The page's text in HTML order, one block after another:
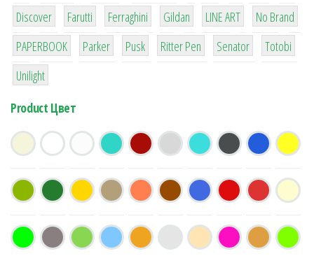
64
Discover
299
Farutti
4
Ferraghini
42
Gildan
4
LINE ART
90
No Brand
8
PAPERBOOK
6
Parker
2
Pusk
22
Ritter Pen
15
Senator
43
Totobi
1
Unilight
Product Цвет